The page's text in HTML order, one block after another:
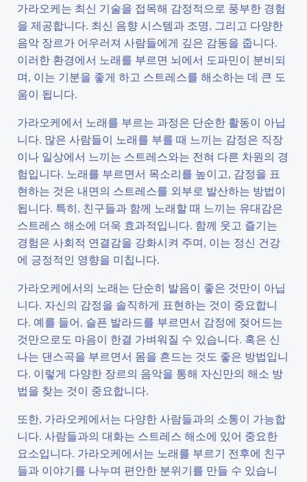
가라오케는 최신 기술을 접목해 감정적으로 풍부한 경험
을 제공합니다. 최신 음향 시스템과 조명, 그리고 다양한
음악 장르가 어우러져 사람들에게 깊은 감동을 줍니다.
이러한 환경에서 노래를 부르면 뇌에서 도파민이 분비되
며, 이는 기분을 좋게 하고 스트레스를 해소하는 데 큰 도
움이 됩니다.
가라오케에서 노래를 부르는 과정은 단순한 활동이 아닙
니다. 많은 사람들이 노래를 부를 때 느끼는 감정은 직장
이나 일상에서 느끼는 스트레스와는 전혀 다른 차원의 경
험입니다. 노래를 부르면서 목소리를 높이고, 감정을 표
현하는 것은 내면의 스트레스를 외부로 발산하는 방법이
됩니다. 특히, 친구들과 함께 노래할 때 느끼는 유대감은
스트레스 해소에 더욱 효과적입니다. 함께 웃고 즐기는
경험은 사회적 연결감을 강화시켜 주며, 이는 정신 건강
에 긍정적인 영향을 미칩니다.
가라오케에서의 노래는 단순히 발음이 좋은 것만이 아닙
니다. 자신의 감정을 솔직하게 표현하는 것이 중요합니
다. 예를 들어, 슬픈 발라드를 부르면서 감정에 젖어드는
것만으로도 마음이 한결 가벼워질 수 있습니다. 혹은 신
나는 댄스곡을 부르면서 몸을 흔드는 것도 좋은 방법입니
다. 이렇게 다양한 장르의 음악을 통해 자신만의 해소 방
법을 찾는 것이 중요합니다.
또한, 가라오케에서는 다양한 사람들과의 소통이 가능합
니다. 사람들과의 대화는 스트레스 해소에 있어 중요한
요소입니다. 가라오케에서는 노래를 부르기 전후에 친구
들과 이야기를 나누며 편안한 분위기를 만들 수 있습니